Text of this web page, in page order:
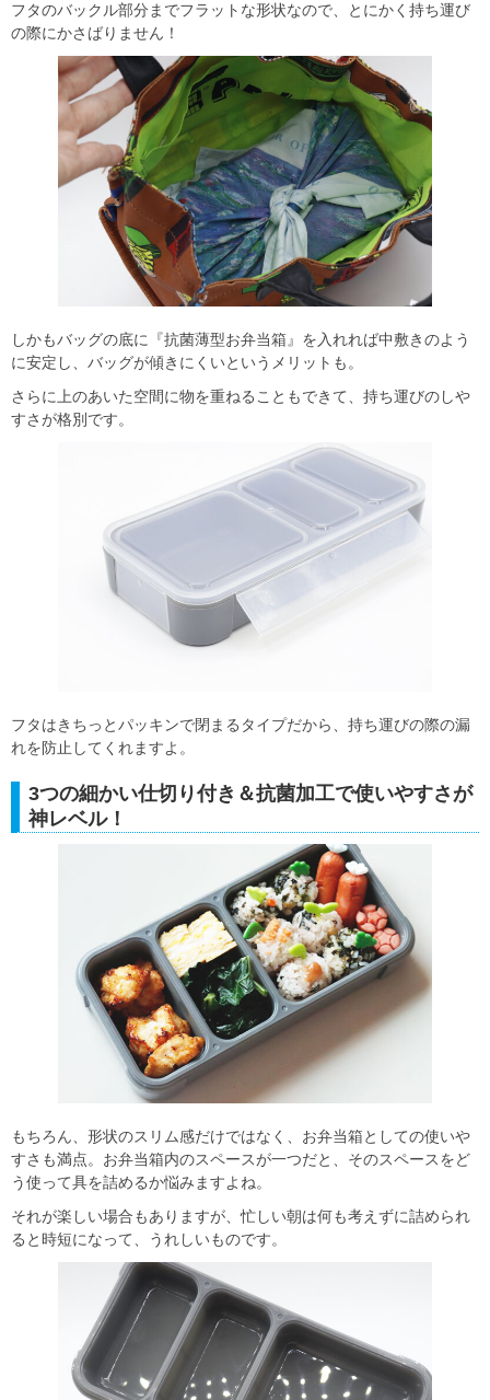
フタのバックル部分までフラットな形状なので、とにかく持ち運び
の際にかさばりません！
しかもバッグの底に『抗菌薄型お弁当箱』を入れれば中敷きのよう
に安定し、バッグが傾きにくいというメリットも。
さらに上のあいた空間に物を重ねることもできて、持ち運びのしや
すさが格別です。
フタはきちっとパッキンで閉まるタイプだから、持ち運びの際の漏
れを防止してくれますよ。
3つの細かい仕切り付き＆抗菌加工で使いやすさが
神レベル！
もちろん、形状のスリム感だけではなく、お弁当箱としての使いや
すさも満点。お弁当箱内のスペースが一つだと、そのスペースをど
う使って具を詰めるか悩みますよね。
それが楽しい場合もありますが、忙しい朝は何も考えずに詰められ
ると時短になって、うれしいものです。